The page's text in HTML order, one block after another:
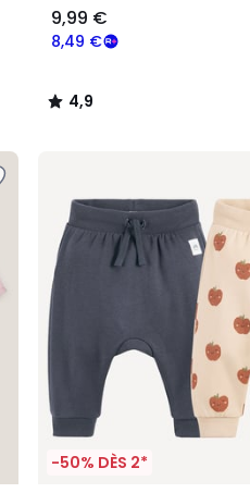
8,49 €
9,99 €
4,9
/
-50% DÈS 2*